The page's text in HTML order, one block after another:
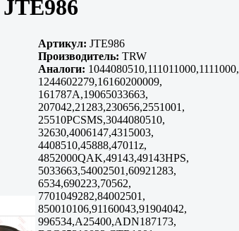
Артикул: JTE986
Производитель: TRW
Аналоги: 1044080510,111011000,1111000,
1244602279,16160200009,
161787A,19065033663,
207042,21283,230656,2551001,
25510PCSMS,3044080510,
32630,4006147,4315003,
4408510,45888,47011z,
4852000QAK,49143,49143HPS,
5033663,54002501,60921283,
6534,690223,70562,
7701049282,84002501,
850010106,91160043,91904042,
996534,A25400,ADN187173,